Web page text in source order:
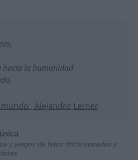
hacia la humanidad
Alejandro Lerner
y juegos de fotos distorsionadas y